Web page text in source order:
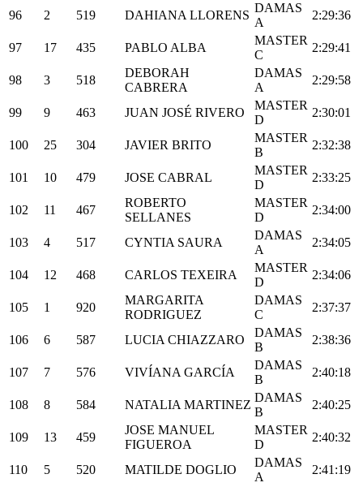
96 2 519 DAHIANA LLORENS
DAMAS
A
2:29:36
97 17 435 PABLO ALBA
MASTER
C
2:29:41
98 3 518
DEBORAH
CABRERA
DAMAS
A
2:29:58
99 9 463 JUAN JOSÉ RIVERO
MASTER
D
2:30:01
100 25 304 JAVIER BRITO
MASTER
B
2:32:38
101 10 479 JOSE CABRAL
MASTER
D
2:33:25
102 11 467
ROBERTO
SELLANES
MASTER
D
2:34:00
103 4 517 CYNTIA SAURA
DAMAS
A
2:34:05
104 12 468 CARLOS TEXEIRA
MASTER
D
2:34:06
105 1 920
MARGARITA
RODRIGUEZ
DAMAS
C
2:37:37
106 6 587 LUCIA CHIAZZARO
DAMAS
B
2:38:36
107 7 576 VIVÍANA GARCÍA
DAMAS
B
2:40:18
108 8 584 NATALIA MARTINEZ
DAMAS
B
2:40:25
109 13 459
JOSE MANUEL
FIGUEROA
MASTER
D
2:40:32
110 5 520 MATILDE DOGLIO
DAMAS
A
2:41:19